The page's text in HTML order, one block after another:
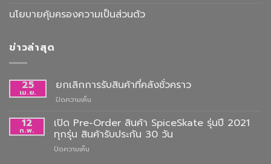
นโยบายคุ้มครองความเป็นส่วนตัว
ข่าวล่าสุด
25
เม.ย.
ยกเลิกการรับสินค้าที่คลังชั่วคราว
ปิดความเห็น
การ
รับ
สินค้า
12
ก.พ.
เปิด Pre-Order สินค้า SpiceSkate รุ่นปี 2021
ทุกรุ่น สินค้ารับประกัน 30 วัน
ปิดความเห็น